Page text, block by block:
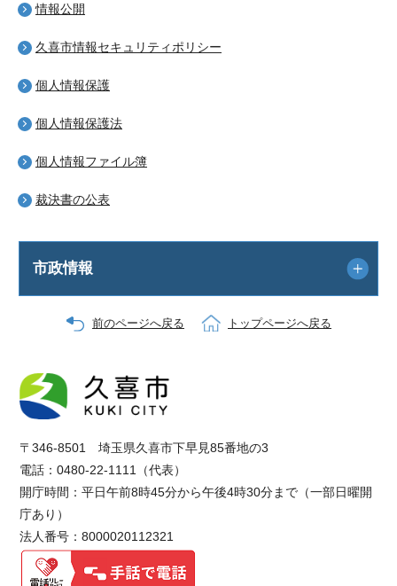
情報公開
久喜市情報セキュリティポリシー
個人情報保護
個人情報保護法
個人情報ファイル簿
裁決書の公表
市政情報
前のページへ戻る トップページへ戻る
〒346-8501 埼玉県久喜市下早見85番地の3
電話：0480-22-1111（代表）
開庁時間：平日午前8時45分から午後4時30分まで（一部日曜開
庁あり）
法人番号：8000020112321